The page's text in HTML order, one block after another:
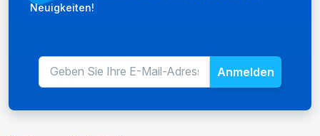
Neuigkeiten!
E-Mail-Adresse für den
Geben Sie Ihre E-Mail-Adresse
Anmelden